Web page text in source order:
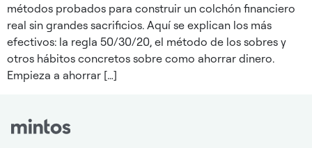
métodos probados para construir un colchón financiero
real sin grandes sacrificios. Aquí se explican los más
efectivos: la regla 50/30/20, el método de los sobres y
otros hábitos concretos sobre como ahorrar dinero.
Empieza a ahorrar […]